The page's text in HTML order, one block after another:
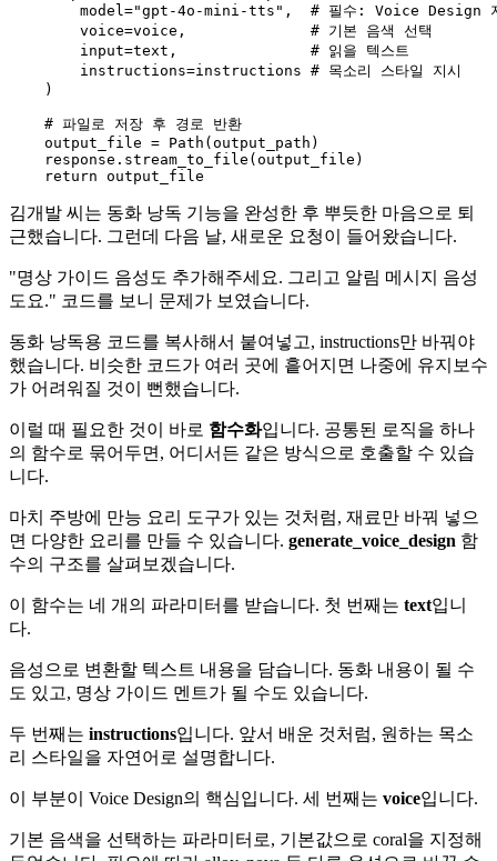
        model=
"gpt-4o-mini-tts" , # 필수: Voice Design
        voice=voice,
# 기본 음색 선택
input=text, # 읽을 텍스트
        instructions=instructions
# 목소리 스타일 지시
    )
# 파일로 저장 후 경로 반환
    output_file = Path(output_path)
    response.stream_to_file(output_file)
return
김개발 씨는 동화 낭독 기능을 완성한 후 뿌듯한 마음으로 퇴
근했습니다. 그런데 다음 날, 새로운 요청이 들어왔습니다.
"명상 가이드 음성도 추가해주세요. 그리고 알림 메시지 음성
도요." 코드를 보니 문제가 보였습니다.
동화 낭독용 코드를 복사해서 붙여넣고, instructions만 바꿔야
했습니다. 비슷한 코드가 여러 곳에 흩어지면 나중에 유지보수
가 어려워질 것이 뻔했습니다.
이럴 때 필요한 것이 바로 함수화입니다. 공통된 로직을 하나
의 함수로 묶어두면, 어디서든 같은 방식으로 호출할 수 있습
니다.
마치 주방에 만능 요리 도구가 있는 것처럼, 재료만 바꿔 넣으
면 다양한 요리를 만들 수 있습니다. generate_voice_design 함
수의 구조를 살펴보겠습니다.
이 함수는 네 개의 파라미터를 받습니다. 첫 번째는 text입니
다.
음성으로 변환할 텍스트 내용을 담습니다. 동화 내용이 될 수
도 있고, 명상 가이드 멘트가 될 수도 있습니다.
두 번째는 instructions입니다. 앞서 배운 것처럼, 원하는 목소
리 스타일을 자연어로 설명합니다.
이 부분이 Voice Design의 핵심입니다. 세 번째는 voice입니다.
기본 음색을 선택하는 파라미터로, 기본값으로 coral을 지정해